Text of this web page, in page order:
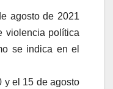
agosto de 2021
violencia política
se indica en el
y el 15 de agosto